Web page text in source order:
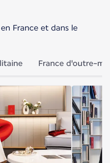
France et dans le
France d'outre-